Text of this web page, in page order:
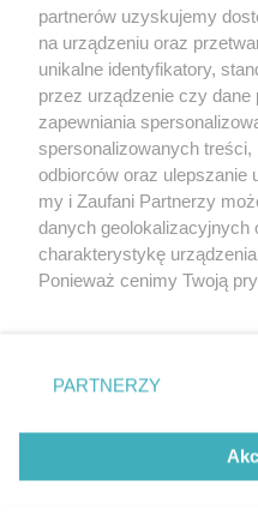
O FIRMIE POLITYKA
REKLAMA WSPÓŁPRACA
Aktualności
Tcz24
Historia miasta
partnerów uzyskujemy
na urządzeniu oraz
unikalne identyfikatory,
przez urządzenie czy dane
zapewniania
spersonalizowanych
odbiorców oraz ulepszanie
my i Zaufani Partnerzy
danych geolokalizacyjnych
charakterystykę
Ponieważ cenimy Twoją
znajdujący się w lewym
przetwarzaniu. Preferencje
PARTNERZY